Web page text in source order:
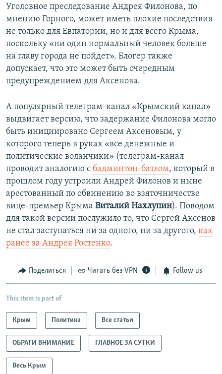
Уголовное преследование Андрея Филонова, по
мнению Горного, может иметь плохие последствия
не только для Евпатории, но и для всего Крыма,
поскольку «ни один нормальный человек больше
на главу города не пойдет». Блогер также
допускает, что это может быть очередным
предупреждением для Аксенова.
А популярный телеграм-канал «Крымский канал»
выдвигает версию, что задержание Филонова могло
быть инициировано Сергеем Аксеновым, у
которого теперь в руках «все денежные и
политические воланчики» (телеграм-канал
проводит аналогию с бадминтон-батлом, который в
прошлом году устроили Андрей Филонов и ныне
арестованный по обвинению во взяточничестве
вице-премьер Крыма Виталий Нахлупин). Поводом
для такой версии послужило то, что Сергей Аксенов
не стал заступаться ни за одного, ни за другого, как
ранее за Андрея Ростенко.
Поделиться Читать без VPN Follow us
This item is part of
Крым Политика Все статьи
ОБРАТИ ВНИМАНИЕ ГЛАВНОЕ ЗА СУТКИ
Весь Крым